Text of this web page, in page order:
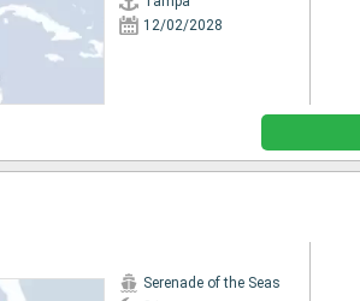
12/02/2028
Serenade of the Seas